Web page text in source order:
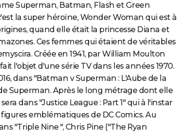
Superman, Batman, Flash et Green
la super héroïne, Wonder Woman qui est à
quand elle était la princesse Diana et
Ces femmes qui étaient de véritables
Créée en 1941, par William Moulton
l'objet d'une série TV dans les années 1970.
dans "Batman v Superman : L'Aube de la
Superman. Après le long métrage dont elle
dans "Justice League : Part 1" qui à l'instar
emblématiques de DC Comics. Au
"Triple Nine ", Chris Pine ("The Ryan